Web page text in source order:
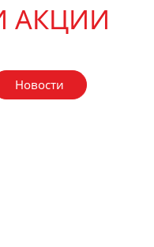
АКЦИИ
Новости